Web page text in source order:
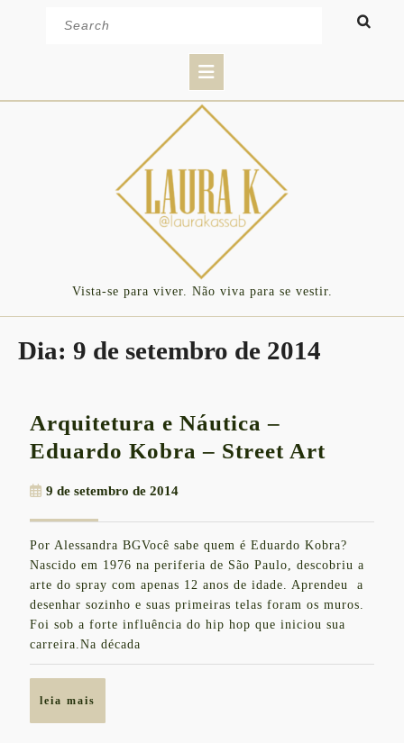
Button
Vista-se para viver. Não viva para se vestir.
Dia: 9 de setembro de 2014
Arquitetura e Náutica –
Eduardo Kobra – Street Art
–
Kobra
–
Art
9 de setembro de 20149
de
2014
Por Alessandra BGVocê sabe quem é Eduardo Kobra?
Nascido em 1976 na periferia de São Paulo, descobriu a
arte do spray com apenas 12 anos de idade. Aprendeu a
desenhar sozinho e suas primeiras telas foram os muros.
Foi sob a forte influência do hip hop que iniciou sua
carreira.Na década
leia mais